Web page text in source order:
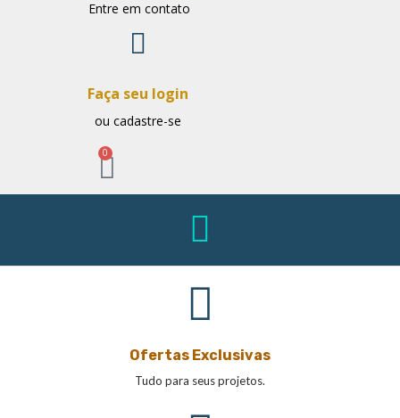
Entre em contato
Faça seu login
ou cadastre-se
0
Ofertas Exclusivas
Tudo para seus projetos.